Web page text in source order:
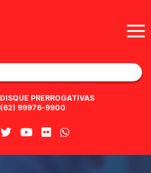
DISQUE PRERROGATIVAS
(62) 99976-9900